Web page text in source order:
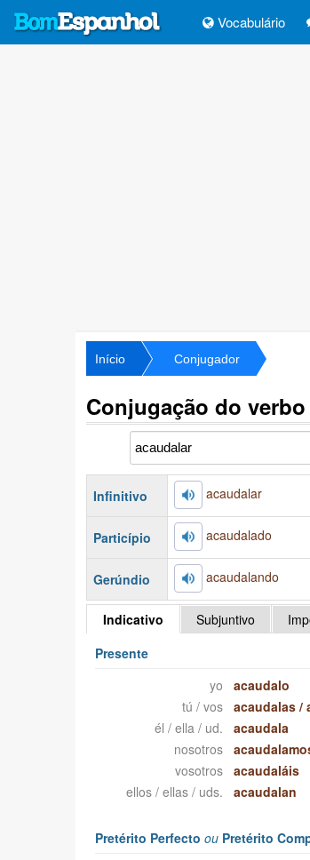
Vocabulário
Início Conjugador
Conjugação do
Infinitivo acaudalar
Particípio acaudalado
Gerúndio acaudalando
Indicativo Subjuntivo
Presente
yo
acaudalo
tú / vos
acaudalas /
él / ella / ud.
acaudala
nosotros
vosotros
acaudaláis
ellos / ellas / uds.
acaudalan
Pretérito Perfecto ouPretérito